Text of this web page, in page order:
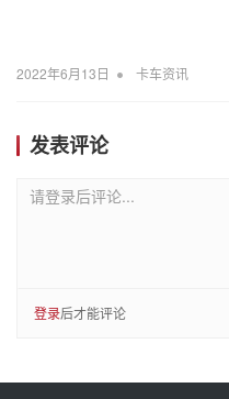
2022年6月13日 • 卡车资讯
发表评论
请登录后评论...
登录后才能评论